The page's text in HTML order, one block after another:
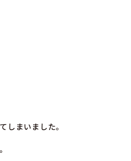
しまいました。